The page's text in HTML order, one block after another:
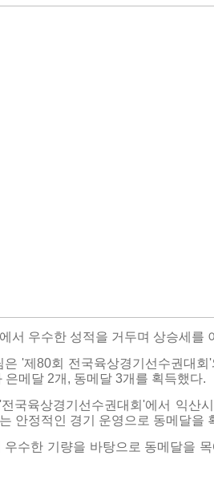
서 우수한 성적을 거두며 상승세를
'제80회 전국육상경기선수권대회
메달 2개, 동메달 3개를 획득했다.
국육상경기선수권대회'에서 익산
안정적인 경기 운영으로 동메달을
수한 기량을 바탕으로 동메달을